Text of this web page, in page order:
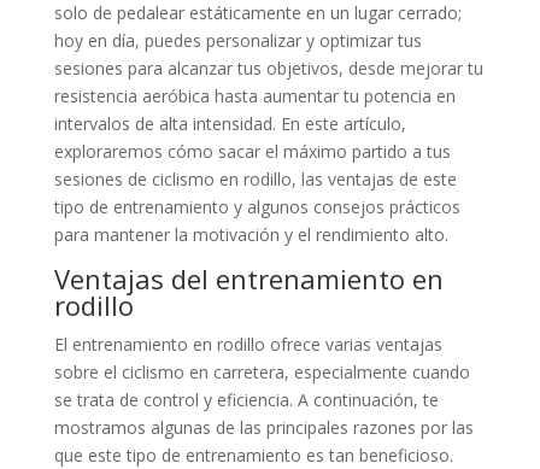
solo de pedalear estáticamente en un lugar cerrado;
hoy en día, puedes personalizar y optimizar tus
sesiones para alcanzar tus objetivos, desde mejorar tu
resistencia aeróbica hasta aumentar tu potencia en
intervalos de alta intensidad. En este artículo,
exploraremos cómo sacar el máximo partido a tus
sesiones de ciclismo en rodillo, las ventajas de este
tipo de entrenamiento y algunos consejos prácticos
para mantener la motivación y el rendimiento alto.
Ventajas del entrenamiento en
rodillo
El entrenamiento en rodillo ofrece varias ventajas
sobre el ciclismo en carretera, especialmente cuando
se trata de control y eficiencia. A continuación, te
mostramos algunas de las principales razones por las
que este tipo de entrenamiento es tan beneficioso.